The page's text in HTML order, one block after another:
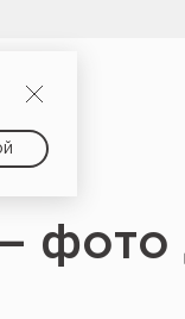
фото